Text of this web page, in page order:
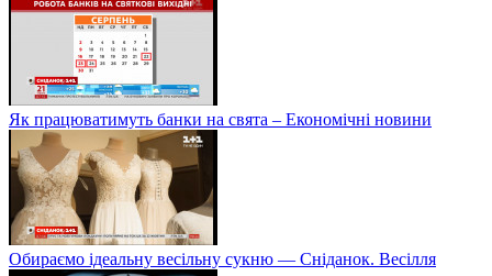
Як працюватимуть банки на свята – Економічні новини
Обираємо ідеальну весільну сукню — Сніданок. Весілля